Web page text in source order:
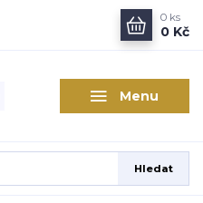
Menu
Hledat
0 ks
0 Kč